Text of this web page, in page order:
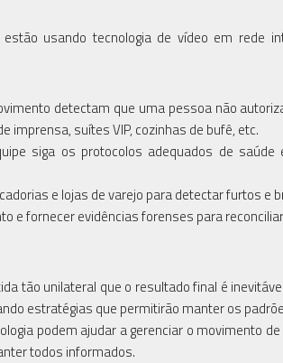
usando tecnologia de vídeo em rede
detectam que uma pessoa não
imprensa, suítes VIP, cozinhas de bufê, etc.
siga os protocolos adequados de
e lojas de varejo para detectar furtos e
e fornecer evidências forenses para
tão unilateral que o resultado final é
estratégias que permitirão manter os
podem ajudar a gerenciar o movimento
todos informados.